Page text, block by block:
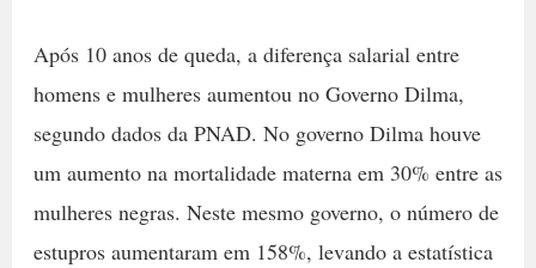
Após 10 anos de queda, a diferença salarial entre
homens e mulheres aumentou no Governo Dilma,
segundo dados da PNAD. No governo Dilma houve
um aumento na mortalidade materna em 30% entre as
mulheres negras. Neste mesmo governo, o número de
estupros aumentaram em 158%, levando a estatística